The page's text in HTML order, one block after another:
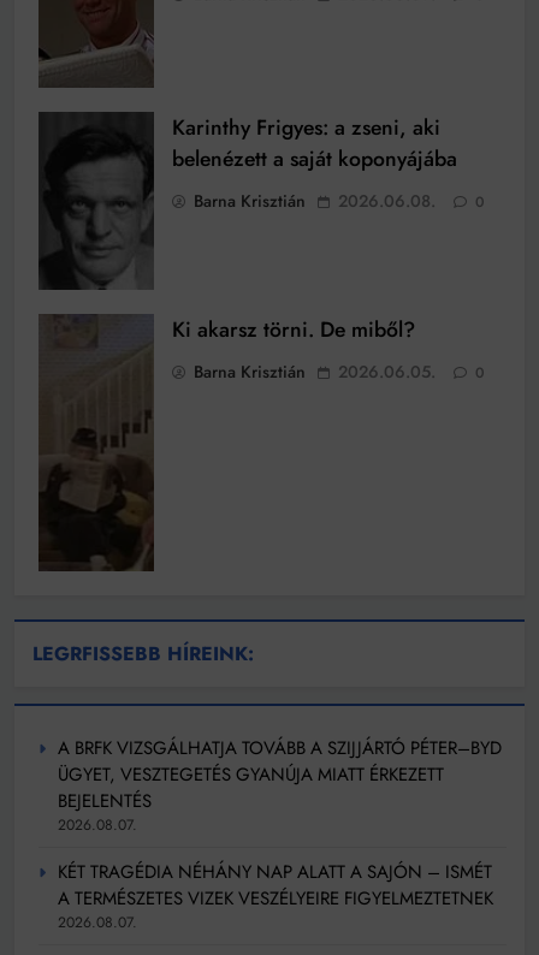
Karinthy Frigyes: a zseni, aki
belenézett a saját koponyájába
Barna Krisztián 2026.06.08. 0
Ki akarsz törni. De miből?
Barna Krisztián 2026.06.05. 0
LEGRFISSEBB HÍREINK:
A BRFK VIZSGÁLHATJA TOVÁBB A SZIJJÁRTÓ PÉTER–BYD
ÜGYET, VESZTEGETÉS GYANÚJA MIATT ÉRKEZETT
BEJELENTÉS
2026.08.07.
KÉT TRAGÉDIA NÉHÁNY NAP ALATT A SAJÓN – ISMÉT
A TERMÉSZETES VIZEK VESZÉLYEIRE FIGYELMEZTETNEK
2026.08.07.